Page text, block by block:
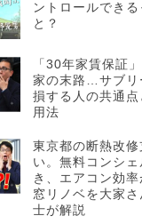
ントロールできる
と？
「30年家賃保証
家の末路…サブリ
損する人の共通
用法
東京都の断熱改
い。無料コンシ
き、エアコン効
窓リノベを大家さ
士が解説